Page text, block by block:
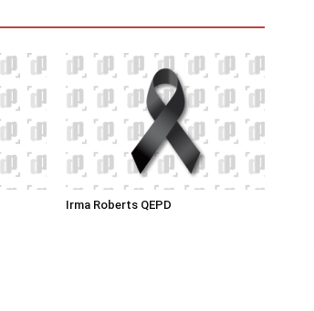
Irma Roberts QEPD